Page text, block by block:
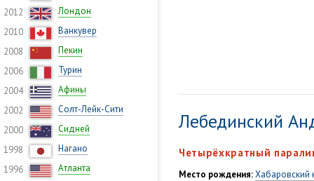
2012
Лондон
2010
Ванкувер
2008
Пекин
2006
Турин
2004
Афины
2002
Солт-Лейк-Сити
2000
Сидней
1998
Нагано
1996
Атланта
Лебединский
Четырёхкратный
Место рождения:Хабаровский